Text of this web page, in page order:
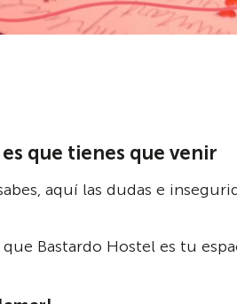
es que tienes que venir
aquí las dudas e
que Bastardo Hostel es tu